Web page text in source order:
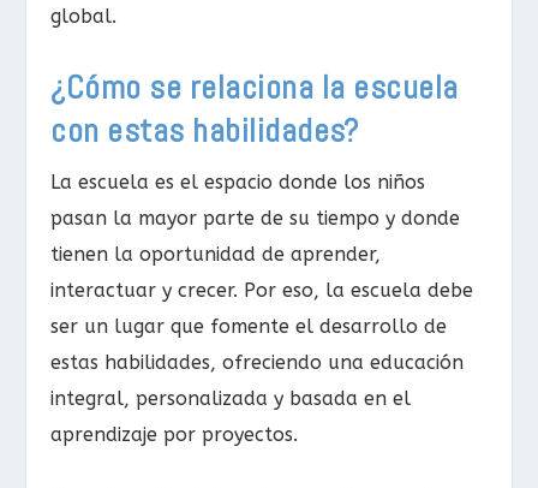
global.
¿Cómo se relaciona la escuela
con estas habilidades?
La escuela es el espacio donde los niños
pasan la mayor parte de su tiempo y donde
tienen la oportunidad de aprender,
interactuar y crecer. Por eso, la escuela debe
ser un lugar que fomente el desarrollo de
estas habilidades, ofreciendo una educación
integral, personalizada y basada en el
aprendizaje por proyectos.